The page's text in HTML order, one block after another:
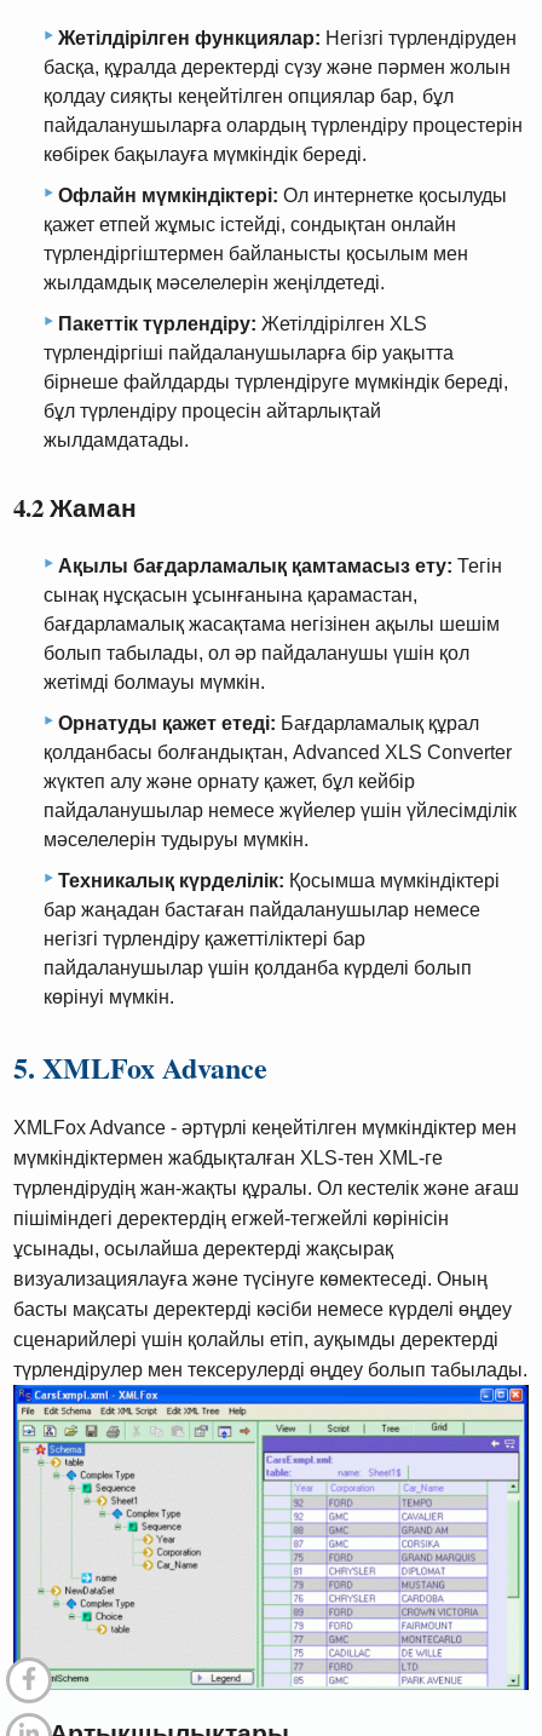
Жетілдірілген функциялар: Негізгі түрлендіруден
басқа, құралда деректерді сүзу және пәрмен жолын
қолдау сияқты кеңейтілген опциялар бар, бұл
пайдаланушыларға олардың түрлендіру процестерін
көбірек бақылауға мүмкіндік береді.
Офлайн мүмкіндіктері: Ол интернетке қосылуды
қажет етпей жұмыс істейді, сондықтан онлайн
түрлендіргіштермен байланысты қосылым мен
жылдамдық мәселелерін жеңілдетеді.
Пакеттік түрлендіру: Жетілдірілген XLS
түрлендіргіші пайдаланушыларға бір уақытта
бірнеше файлдарды түрлендіруге мүмкіндік береді,
бұл түрлендіру процесін айтарлықтай
жылдамдатады.
4.2 Жаман
Ақылы бағдарламалық қамтамасыз ету: Тегін
сынақ нұсқасын ұсынғанына қарамастан,
бағдарламалық жасақтама негізінен ақылы шешім
болып табылады, ол әр пайдаланушы үшін қол
жетімді болмауы мүмкін.
Орнатуды қажет етеді: Бағдарламалық құрал
қолданбасы болғандықтан, Advanced XLS Converter
жүктеп алу және орнату қажет, бұл кейбір
пайдаланушылар немесе жүйелер үшін үйлесімділік
мәселелерін тудыруы мүмкін.
Техникалық күрделілік: Қосымша мүмкіндіктері
бар жаңадан бастаған пайдаланушылар немесе
негізгі түрлендіру қажеттіліктері бар
пайдаланушылар үшін қолданба күрделі болып
көрінуі мүмкін.
5. XMLFox Advance
XMLFox Advance - әртүрлі кеңейтілген мүмкіндіктер мен
мүмкіндіктермен жабдықталған XLS-тен XML-ге
түрлендірудің жан-жақты құралы. Ол кестелік және ағаш
пішіміндегі деректердің егжей-тегжейлі көрінісін
ұсынады, осылайша деректерді жақсырақ
визуализациялауға және түсінуге көмектеседі. Оның
басты мақсаты деректерді кәсіби немесе күрделі өңдеу
сценарийлері үшін қолайлы етіп, ауқымды деректерді
түрлендірулер мен тексерулерді өңдеу болып табылады.